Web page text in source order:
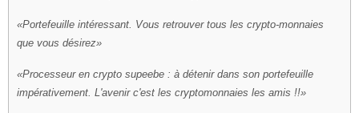
Portefeuille intéressant. Vous retrouver tous les crypto-monnaies
que vous désirez
Processeur en crypto supeebe : à détenir dans son portefeuille
impérativement. L'avenir c'est les cryptomonnaies les amis !!